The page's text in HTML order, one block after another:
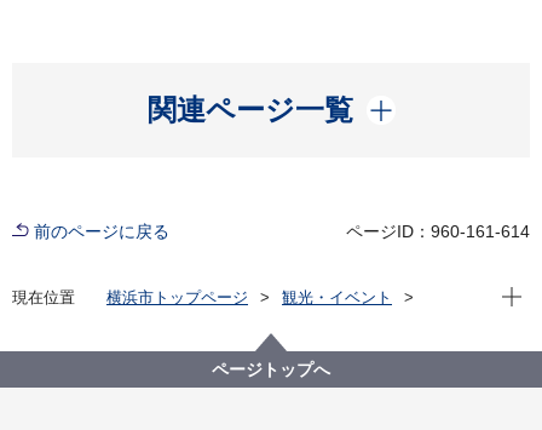
関連ページ一覧
開く
前のページに戻る ページID：960-161-614
現在位置 横浜市トップページ
観光・イベント
【先着申込受付終了】大樹生命 Ｗリーグ ユナイテッド
カップ2025-26 ファイナルステージ～市民の皆様700組
1,400名を先着でご招待します～
現在
ページトップへ